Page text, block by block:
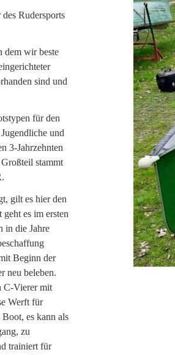
Rudersports
dem wir beste
sind und
für den
und
3-Jahrzehnten
stammt
gilt es hier den
es im ersten
in die Jahre
Beginn der
neu beleben.
C-Vierer mit
Werft für
es kann als
zu
trainiert für